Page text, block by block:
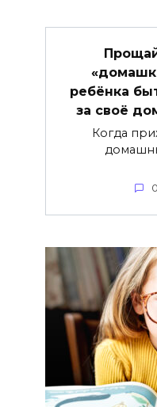
ребёнка
за своё
Когда
0